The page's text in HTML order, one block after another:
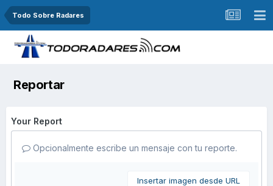
Todo Sobre Radares
Reportar
Your Report
Opcionalmente escribe un mensaje con tu reporte.
Insertar imagen desde URL